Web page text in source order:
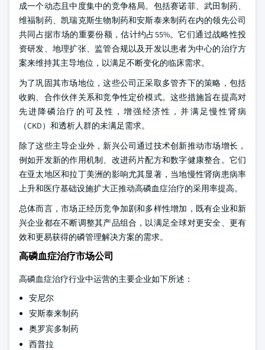
成一个动态且中度集中的竞争格局。包括赛诺菲、武田制药、
维福制药、凯瑞克斯生物制药和安斯泰来制药在内的领先公司
共同占据市场的重要份额，估计约占55%。它们通过战略性投
资研发、地理扩张、监管合规以及开发以患者为中心的治疗方
案来维持其主导地位，以满足不断变化的临床需求。
为了巩固其市场地位，这些公司正采取多管齐下的策略，包括
收购、合作伙伴关系和竞争性定价模式。这些措施旨在提高对
先进降磷治疗的可及性，增强经济性，并满足慢性肾病
（CKD）和透析人群的未满足需求。
除了这些主导企业外，新兴公司通过技术创新推动市场增长，
例如开发新的作用机制、改进药片配方和数字健康整合。它们
在亚太地区和拉丁美洲的影响尤其显著，当地慢性肾病患病率
上升和医疗基础设施扩大正推动高磷血症治疗的采用率提高。
总体而言，市场正经历竞争加剧和多样性增加，既有企业和新
兴企业都在不断调整其产品组合，以满足全球对更安全、更有
效和更易获得的磷管理解决方案的需求。
高磷血症治疗市场公司
高磷血症治疗行业中运营的主要企业如下所述：
安尼尔
安斯泰来制药
奥罗宾多制药
西普拉